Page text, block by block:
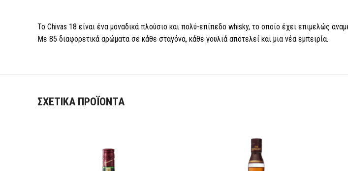
Το Chivas 18 είναι ένα μοναδικά πλούσιο και πολύ-επίπεδο whisky, το οποίο έχει επιμελώς
Με 85 διαφορετικά αρώματα σε κάθε σταγόνα, κάθε γουλιά αποτελεί και μια νέα εμπειρία.
ΣΧΕΤΙΚΆ ΠΡΟΪΌΝΤΑ